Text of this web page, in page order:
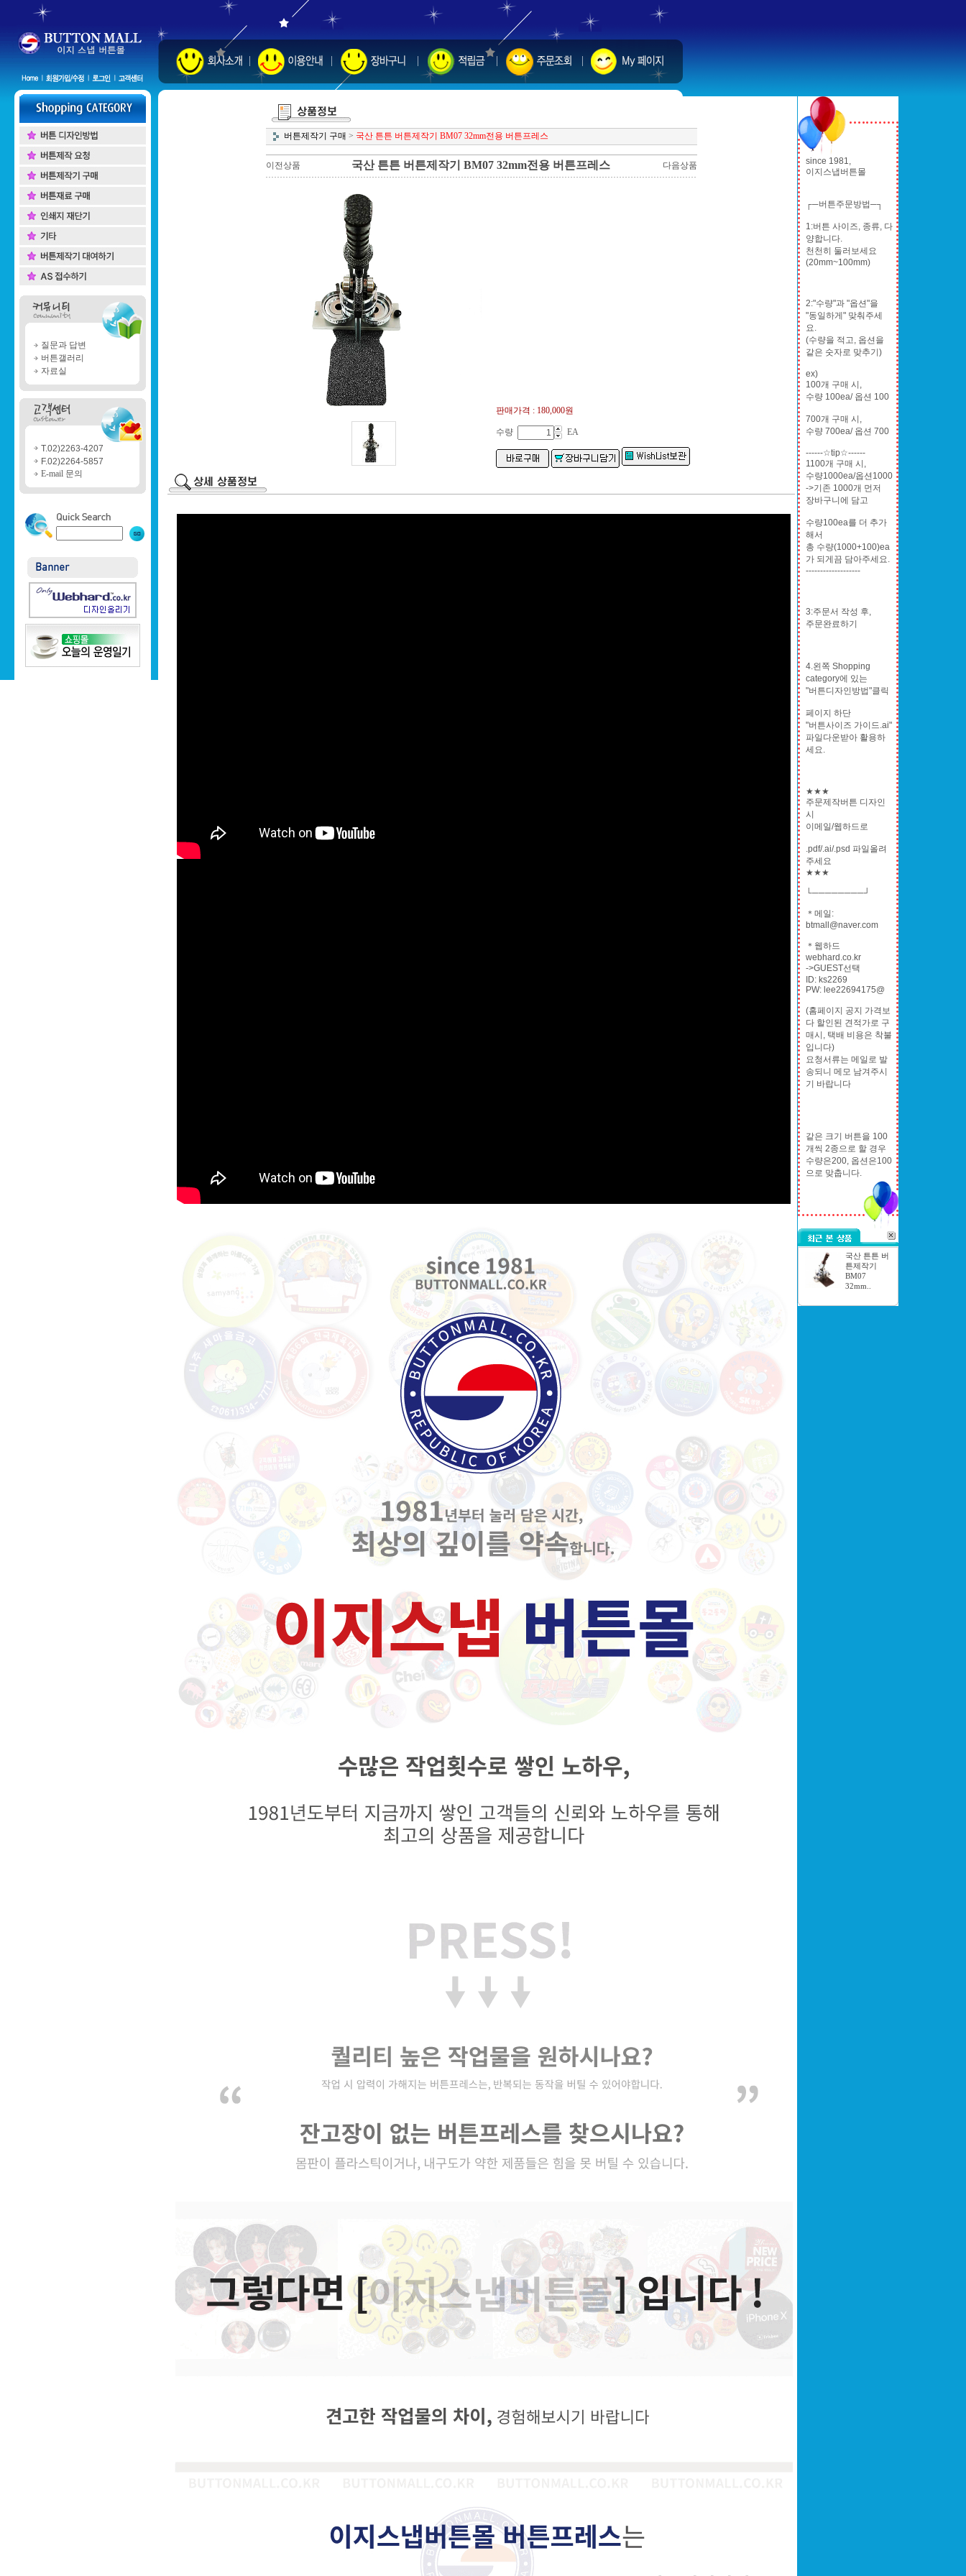
질문과 답변
버튼갤러리
자료실
T.02)2263-4207
F.02)2264-5857
E-mail 문의
버튼제작기 구매 > 국산 튼튼 버튼제작기 BM07 32mm전용 버튼프레스
이전상품 국산 튼튼 버튼제작기 BM07 32mm전용 버튼프레스 다음상품
판매가격 : 180,000원
수량 EA
since 1981,
이지스냅버튼몰
┌─버튼주문방법─┐
1:버튼 사이즈, 종류, 다
양합니다.
천천히 둘러보세요
(20mm~100mm)
2:"수량"과 "옵션"을
"동일하게" 맞춰주세
요.
(수량을 적고, 옵션을
같은 숫자로 맞추기)
ex)
100개 구매 시,
수량 100ea/ 옵션 100
700개 구매 시,
수량 700ea/ 옵션 700
------☆tip☆------
1100개 구매 시,
수량1000ea/옵션1000
->기존 1000개 먼저
장바구니에 담고
수량100ea를 더 추가
해서
총 수량(1000+100)ea
가 되게끔 담아주세요.
-------------------
3:주문서 작성 후,
주문완료하기
4.왼쪽 Shopping
category에 있는
"버튼디자인방법"클릭
페이지 하단
"버튼사이즈 가이드.ai"
파일다운받아 활용하
세요.
★★★
주문제작버튼 디자인
시
이메일/웹하드로
.pdf/.ai/.psd 파일올려
주세요
★★★
└────────┘
＊메일:
btmall@naver.com
＊웹하드
webhard.co.kr
->GUEST선택
ID: ks2269
PW: lee22694175@
(홈페이지 공지 가격보
다 할인된 견적가로 구
매시, 택배 비용은 착불
입니다)
요청서류는 메일로 발
송되니 메모 남겨주시
기 바랍니다
같은 크기 버튼을 100
개씩 2종으로 할 경우
수량은200, 옵션은100
으로 맞춥니다.
국산 튼튼 버
튼제작기
BM07
32mm..